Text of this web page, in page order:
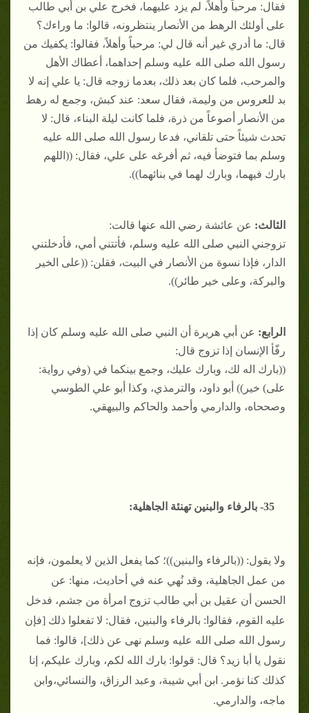
فقال: مرحباً وأهلاً، لم يزد عليهما، فخرج علي بن أبي طالب
على أولئك الرهط من الأنصار ينتظرونه، قالوا: ما وراءك؟
قال: ما أدري غير أنه قال لي: مرحباً وأهلاً، فقالوا: يكفيك من
رسول الله صلى الله عليه وسلم إحداهما، أعطاك الأهل
والمرحب، فلما كان بعد ذلك، بعدما زوجه قال: يا علي إنه لا
بد للعروس من وليمة، فقال سعد: عند كبش، وجمع له رهط
من الأنصار أصوعاً من ذرة، فلما كانت ليلة البناء، قال: لا
تحدث شيئاً حتى تلقاني، فدعا رسول الله صلى الله عليه
وسلم بما فتوضأ فيه، ثم أفرغه على علي، فقال: ((اللهم
بارك فيهما، وبارك لهما في بنائهما)).
الثالث: عن عائشة رضي الله عنها قالت:
تزوجني النبي صلى الله عليه وسلم، فأتتني أمي، فأدخلتني
الدار، فإذا نسوة من الأنصار في البيت، فقلن: ((على الخير
والبركة، وعلى خير طائر)).
الرابع: عن أبي هريرة أن النبي صلى الله عليه وسلم كان إذا
رفّأ الإنسان إذا تزوج قال:
((بارك اله لك، وبارك عليك، وجمع بينكما في (وفي رواية:
على) خير)) أبو داود، والترمذي، وكذا أبو علي الطوسي
وصححاه، والدارمي وأحمد والحاكم والبيهقي.
35- بالرفاء والبنين تهنئة الجاهلية:
ولا يقول: ((بالرفاء والبنين))؛ كما يفعل الذين لا يعلمون، فإنه
من عمل الجاهلية، وقد نُهي عنه في أحاديث، منها: عن
الحسن أن عقيل بن أبي طالب تزوج امرأة من جشم، فدخل
عليه القوم، فقالوا: بالرفاء والبنين، فقال: لا تفعلوا ذلك [فإن
رسول الله صلى الله عليه وسلم نهى عن ذلك]، قالوا: فما
نقول يا أبا زيد؟ قال: قولوا: بارك الله لكم، وبارك عليكم، إنا
كذلك كنا نؤمر. ابن أبي شيبة، وعبد الرزاق، والنسائي،وابن
ماجه، والدارمي.